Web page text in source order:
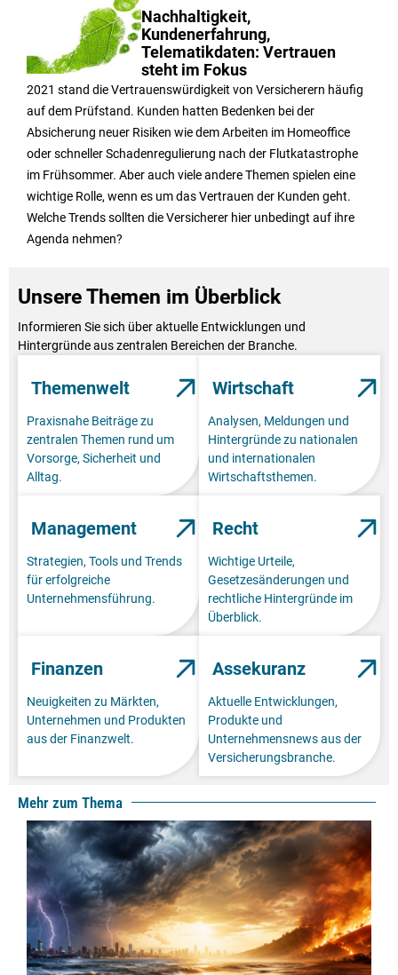
Nachhaltigkeit,
Kundenerfahrung,
Telematikdaten: Vertrauen
steht im Fokus
2021 stand die Vertrauenswürdigkeit von Versicherern häufig
auf dem Prüfstand. Kunden hatten Bedenken bei der
Absicherung neuer Risiken wie dem Arbeiten im Homeoffice
oder schneller Schadenregulierung nach der Flutkatastrophe
im Frühsommer. Aber auch viele andere Themen spielen eine
wichtige Rolle, wenn es um das Vertrauen der Kunden geht.
Welche Trends sollten die Versicherer hier unbedingt auf ihre
Agenda nehmen?
Unsere Themen im Überblick
Informieren Sie sich über aktuelle Entwicklungen und
Hintergründe aus zentralen Bereichen der Branche.
Themenwelt
Praxisnahe Beiträge zu
zentralen Themen rund um
Vorsorge, Sicherheit und
Alltag.
Wirtschaft
Analysen, Meldungen und
Hintergründe zu nationalen
und internationalen
Wirtschaftsthemen.
Management
Strategien, Tools und Trends
für erfolgreiche
Unternehmensführung.
Recht
Wichtige Urteile,
Gesetzesänderungen und
rechtliche Hintergründe im
Überblick.
Finanzen
Neuigkeiten zu Märkten,
Unternehmen und Produkten
aus der Finanzwelt.
Assekuranz
Aktuelle Entwicklungen,
Produkte und
Unternehmensnews aus der
Versicherungsbranche.
Mehr zum Thema